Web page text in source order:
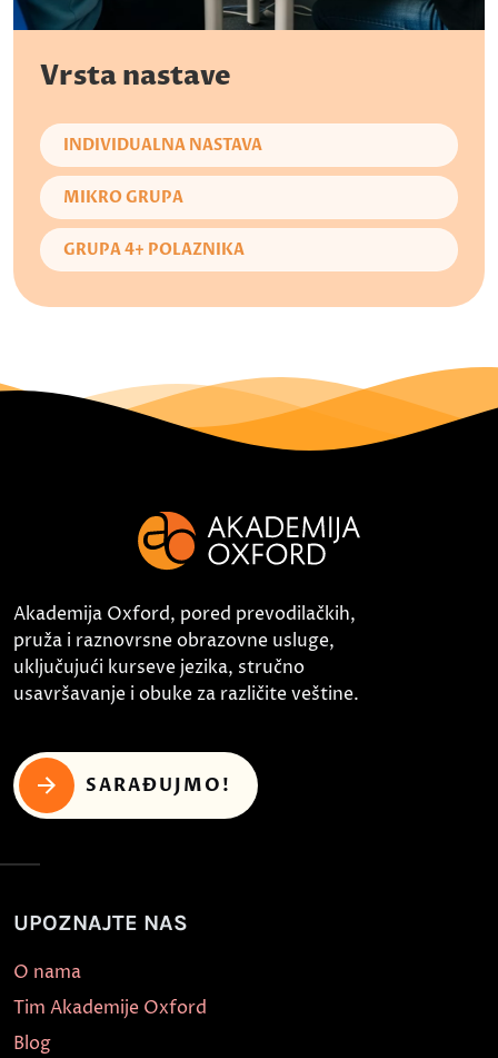
Vrsta nastave
INDIVIDUALNA NASTAVA
MIKRO GRUPA
GRUPA 4+ POLAZNIKA
Akademija Oxford, pored prevodilačkih,
pruža i raznovrsne obrazovne usluge,
uključujući kurseve jezika, stručno
usavršavanje i obuke za različite veštine.
SARAĐUJMO!
UPOZNAJTE NAS
O nama
Tim Akademije Oxford
Blog